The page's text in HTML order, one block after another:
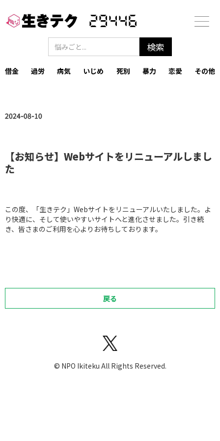
29446
借金 過労 病気 いじめ 死別 暴力 恋愛 その他
2024-08-10
【お知らせ】Webサイトをリニューアルしまし
た
この度、「生きテク」Webサイトをリニューアルいたしました。よ
り快適に、そして使いやすいサイトへと進化させました。引き続
き、皆さまのご利用を心よりお待ちしております。
戻る
©︎ NPO Ikiteku All Rights Reserved.